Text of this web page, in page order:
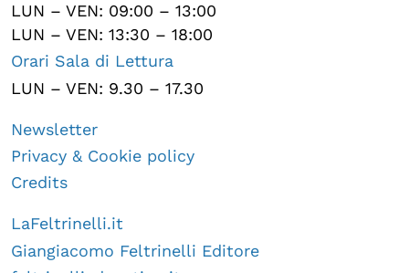
LUN – VEN: 09:00 – 13:00
LUN – VEN: 13:30 – 18:00
Orari Sala di Lettura
LUN – VEN: 9.30 – 17.30
Newsletter
Privacy & Cookie policy
Credits
LaFeltrinelli.it
Giangiacomo Feltrinelli Editore